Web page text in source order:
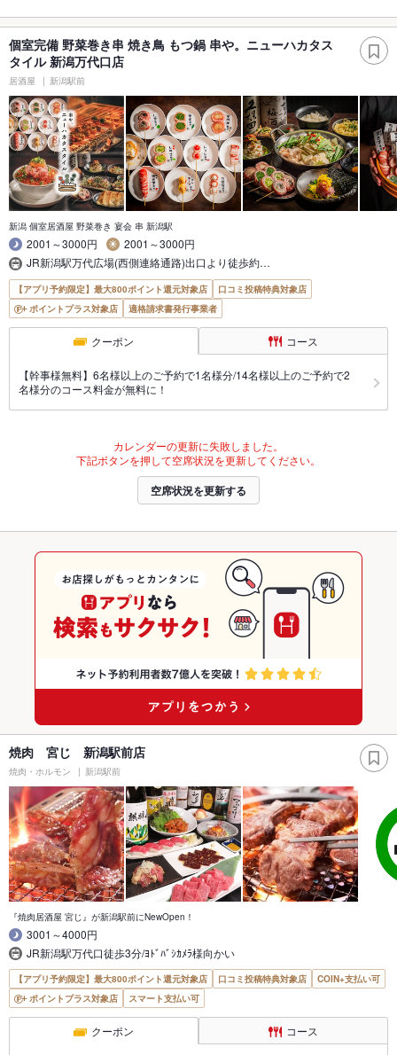
個室完備 野菜巻き串 焼き鳥 もつ鍋 串や。ニューハカタス
タイル 新潟万代口店
居酒屋 新潟駅前
新潟 個室居酒屋 野菜巻き 宴会 串 新潟駅
2001～3000円
2001～3000円
JR新潟駅万代広場(西側連絡通路)出口より徒歩約…
【アプリ予約限定】最大800ポイント還元対象店
口コミ投稿特典対象店
ポイントプラス対象店
適格請求書発行事業者
クーポン コース
【幹事様無料】6名様以上のご予約で1名様分/14名様以上のご予約で2
名様分のコース料金が無料に！
カレンダーの更新に失敗しました。
下記ボタンを押して空席状況を更新してください。
空席状況を更新する
焼肉 宮じ 新潟駅前店
焼肉・ホルモン 新潟駅前
『焼肉居酒屋 宮じ』が新潟駅前にNewOpen！
3001～4000円
JR新潟駅万代口徒歩3分/ﾖﾄﾞﾊﾞｼｶﾒﾗ様向かい
【アプリ予約限定】最大800ポイント還元対象店 口コミ投稿特典対象店
COIN+支払い可
ポイントプラス対象店
スマート支払い可
クーポン コース